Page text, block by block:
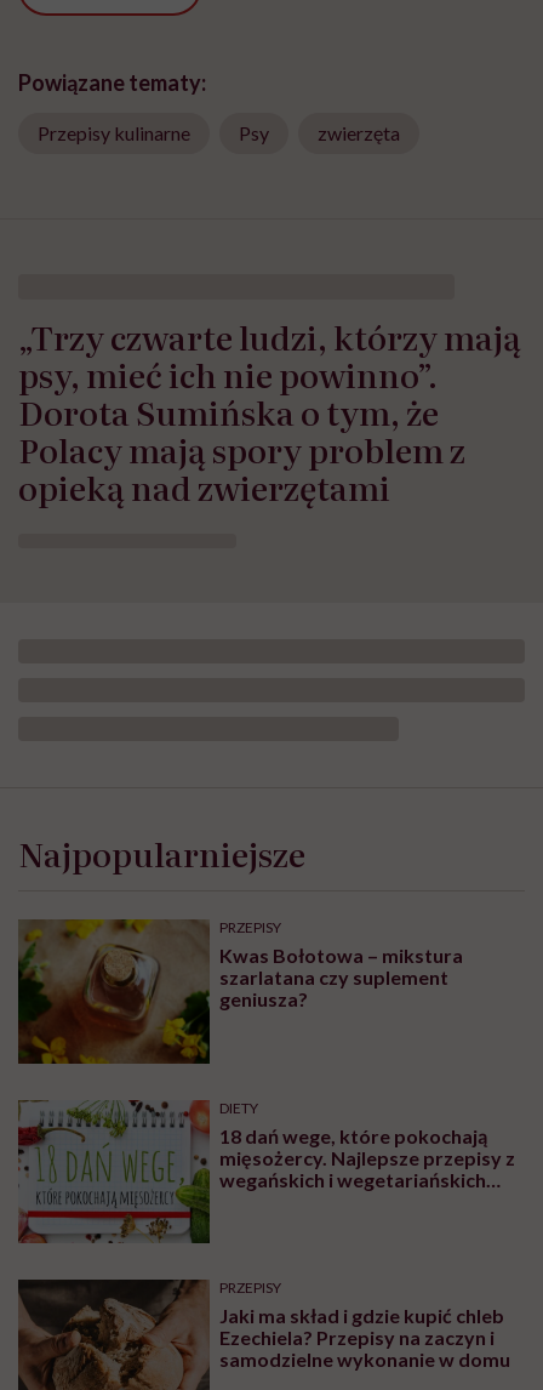
Powiązane tematy:
Przepisy kulinarne Psy zwierzęta
„Trzy czwarte ludzi, którzy mają
psy, mieć ich nie powinno”.
Dorota Sumińska o tym, że
Polacy mają spory problem z
opieką nad zwierzętami
dieta
w
analogi
GLP-
1.
Dr
Maria
Brzegowy
w
Zdrowie
Podcasty
Najpopularniejsze
PRZEPISY
Kwas Bołotowa – mikstura
szarlatana czy suplement
geniusza?
DIETY
18 dań wege, które pokochają
mięsożercy. Najlepsze przepisy z
wegańskich i wegetariańskich
PRZEPISY
Jaki ma skład i gdzie kupić chleb
Ezechiela? Przepisy na zaczyn i
samodzielne wykonanie w domu